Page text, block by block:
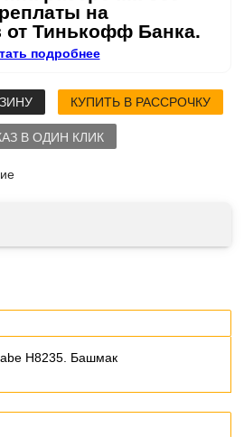
на
от Тинькофф Банка.
подробнее
КУПИТЬ В РАССРОЧКУ
В ОДИН КЛИК
H8235. Башмак